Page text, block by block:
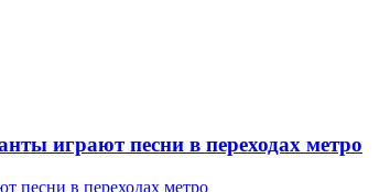
играют песни в переходах метро